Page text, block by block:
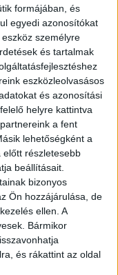
formájában, és
egyedi azonosítókat
személyre
és tartalmak
eszközleolvasásos
és azonosítási
helyre kattintva
a fent
lehetőségként a
előtt részletesebb
beállításait.
bizonyos
Ön hozzájárulása, de
ellen. A
Bármikor
és rákattint az oldal